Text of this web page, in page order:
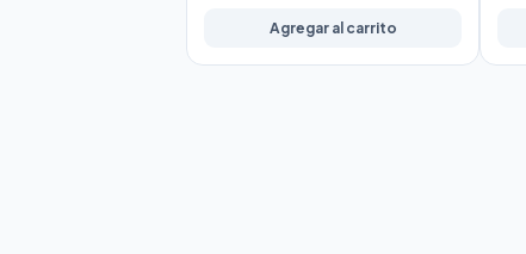
Agregar al carrito